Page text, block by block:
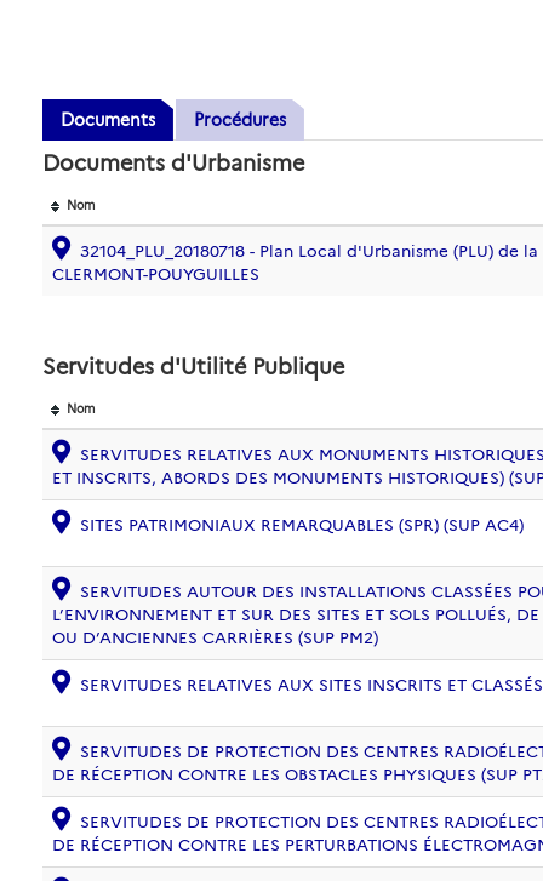
Documents Procédures
Documents d'Urbanisme
Nom
32104_PLU_20180718 - Plan Local d'Urbanisme (PLU) de
CLERMONT-POUYGUILLES
Servitudes d'Utilité Publique
Nom
SERVITUDES RELATIVES AUX MONUMENTS
ET INSCRITS, ABORDS DES MONUMENTS HISTORIQUES)
SITES PATRIMONIAUX REMARQUABLES (SPR) (SUP AC4)
SERVITUDES AUTOUR DES INSTALLATIONS CLASSÉES
L’ENVIRONNEMENT ET SUR DES SITES ET SOLS POLLUÉS,
OU D’ANCIENNES CARRIÈRES (SUP PM2)
SERVITUDES RELATIVES AUX SITES INSCRITS ET
SERVITUDES DE PROTECTION DES CENTRES
DE RÉCEPTION CONTRE LES OBSTACLES PHYSIQUES (SUP
SERVITUDES DE PROTECTION DES CENTRES
DE RÉCEPTION CONTRE LES PERTURBATIONS